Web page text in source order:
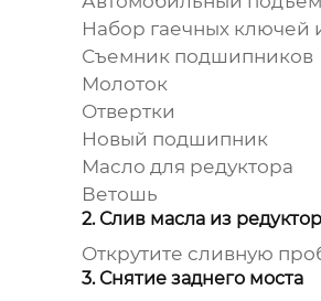
Набор гаечных ключей
Съемник подшипников
Молоток
Отвертки
Новый подшипник
Масло для редуктора
Ветошь
2. Слив масла из
Открутите сливную
3. Снятие заднего моста